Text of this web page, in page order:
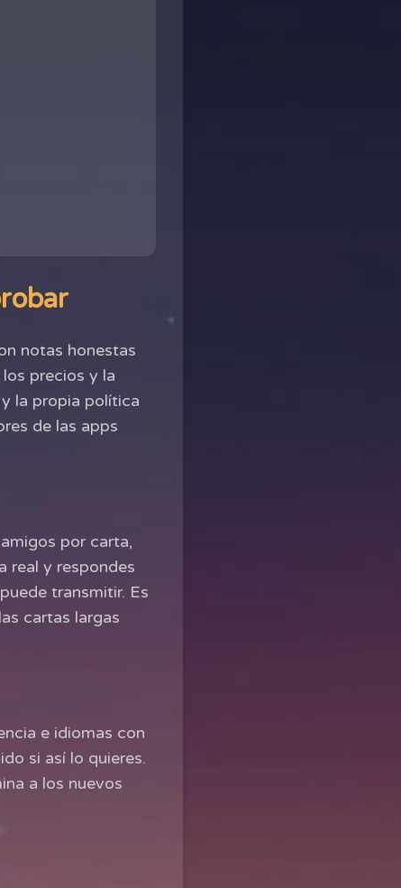
notas honestas
precios y la
la propia política
de las apps
por carta,
real y respondes
transmitir. Es
cartas largas
e idiomas con
si así lo quieres.
a los nuevos